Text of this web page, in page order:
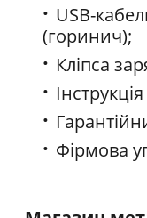
USB-
(горинич);
Кліпса
Фірмова